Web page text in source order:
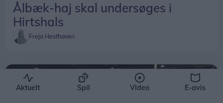
Ålbæk-haj skal undersøges i
Hirtshals
Freja Hesthaven
Aktuelt Spil Video E-avis